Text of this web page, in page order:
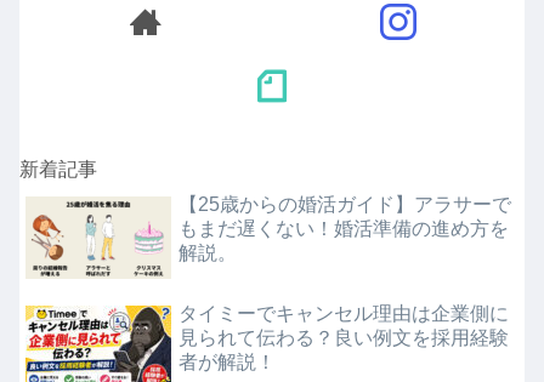
新着記事
【25歳からの婚活ガイド】アラサーで
もまだ遅くない！婚活準備の進め方を
解説。
タイミーでキャンセル理由は企業側に
見られて伝わる？良い例文を採用経験
者が解説！